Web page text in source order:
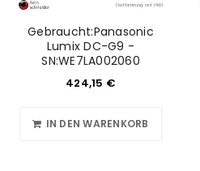
Gebraucht:Panasonic
Lumix DC-G9 -
SN:WE7LA002060
424,15 €
IN DEN WARENKORB